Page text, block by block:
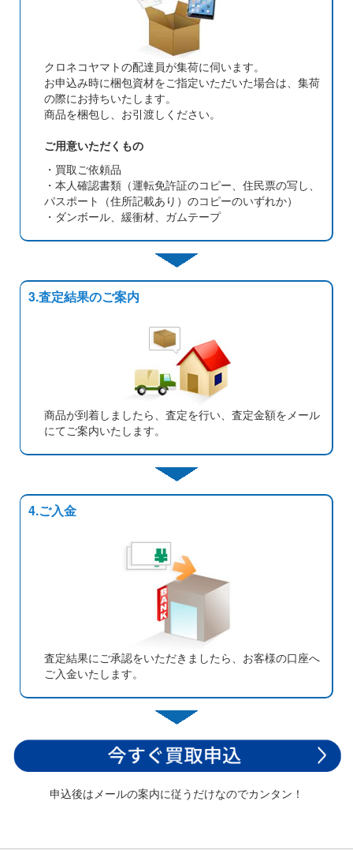
クロネコヤマトの配達員が集荷に伺います。
お申込み時に梱包資材をご指定いただいた場合は、集荷
の際にお持ちいたします。
商品を梱包し、お引渡しください。
ご用意いただくもの
・買取ご依頼品
・本人確認書類（運転免許証のコピー、住民票の写し、
パスポート（住所記載あり）のコピーのいずれか）
・ダンボール、緩衝材、ガムテープ
3.査定結果のご案内
商品が到着しましたら、査定を行い、査定金額をメール
にてご案内いたします。
4.ご入金
査定結果にご承認をいただきましたら、お客様の口座へ
ご入金いたします。
申込後はメールの案内に従うだけなのでカンタン！